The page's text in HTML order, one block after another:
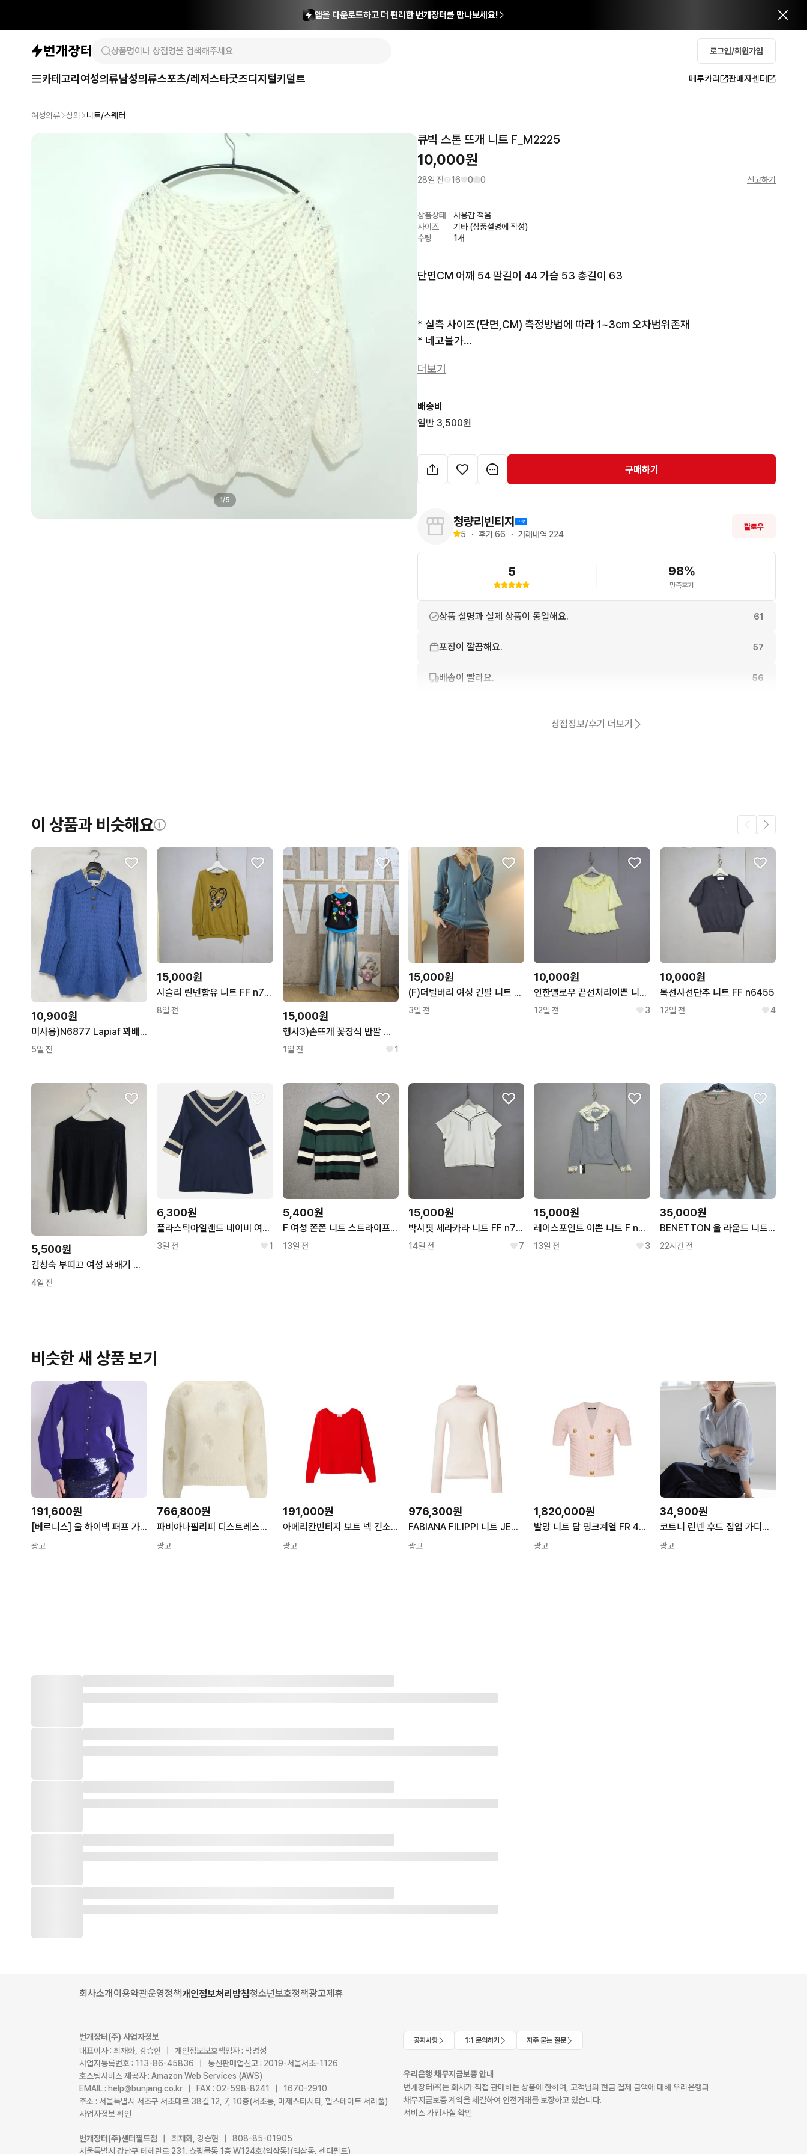
앱을 다운로드하고 더 편리한 번개장터를 만나보세요!
로그인/회원가입
카테고리 여성의류남성의류스포츠/레저스타굿즈디지털키덜트 메루카리 판매자센터
여성의류 상의 니트/스웨터
1/5
큐빅 스톤 뜨개 니트 F_M2225
10,000원
28일 전 16 0 0 신고하기
상품상태
사용감 적음
사이즈
기타 (상품설명에 작성)
수량
1개
단면CM 어깨 54 팔길이 44 가슴 53 총길이 63
* 실측 사이즈(단면,CM) 측정방법에 따라 1~3cm 오차범위존재
* 네고불가
다.
* 증고 특성상 이염및 데미지가 존재할수 있습니다.
* 중고 상품으로 교환,반품,환불 불가하오니 신중히 구매 부탁드립니다.
더보기
배송비
일반 3,500원
구매하기
청량리빈티지
5 ・ 후기 66 ・ 거래내역 224
팔로우
5 98%
만족후기
상품 설명과 실제 상품이 동일해요. 61
포장이 깔끔해요. 57
배송이 빨라요. 56
상점정보/후기 더보기
이 상품과 비슷해요
10,900원
미사용)N6877 Lapiaf 꽈배기 니트.
5일 전
15,000원
시슬리 린넨함유 니트 FF n7802
8일 전 15,000원
행사3)손뜨개 꽃장식 반팔 니트
1일 전 1
15,000원
(F)더틸버리 여성 긴팔 니트 배색 D10W4507
3일 전
10,000원
연한엘로우 끝선처리이쁜 니트 F n6471
12일 전 3
10,000원
목선사선단추 니트 FF n6455
12일 전 4
5,500원
김창숙 부띠끄 여성 꽈배기 니트
4일 전
6,300원
플라스틱아일랜드 네이비 여자 니트 FREE N9013
3일 전 1
5,400원
F 여성 쫀쫀 니트 스트라이프 7부 그린 BO2573
13일 전
15,000원
박시핏 세라카라 니트 FF n7917
14일 전 7
15,000원
레이스포인트 이쁜 니트 F n7317 미착용제품
13일 전 3
35,000원
BENETTON 울 라욷드 니트 여 J5992
22시간 전
비슷한 새 상품 보기
191,600원
[베르니스] 울 하이넥 퍼프 가디건 BE24A3FRGD225 19GABY6UMT
광고
766,800원
파비아나필리피 디스트레스드 이펙트 스웨터 MAD225F512L633 26 FW TP442231107 143641485
광고
191,000원
아메리칸빈티지 보트 넥 긴소매 스웨터 레드계열 M/L DAM225 파페치 공식
광고
976,300원
FABIANA FILIPPI 니트 JED225F583L6930000 2200 PINK PINK 여성
광고
1,820,000원
발망 니트 탑 핑크계열 FR 40(KR 66) EF0KL225KI42
광고
34,900원
코트니 린넨 후드 집업 가디건 Best Item 선물특가[CD225C29]
광고
회사소개이용약관운영정책개인정보처리방침청소년보호정책광고제휴
번개장터(주) 사업자정보
대표이사 : 최재화, 강승현 | 개인정보보호책임자 : 박병성
사업자등록번호 : 113-86-45836 | 통신판매업신고 : 2019-서울서초-1126
호스팅서비스 제공자 : Amazon Web Services (AWS)
EMAIL : help@bunjang.co.kr | FAX : 02-598-8241 | 1670-2910
주소 : 서울특별시 서초구 서초대로 38길 12, 7, 10층(서초동, 마제스타시티, 힐스테이트 서리풀)
사업자정보 확인
번개장터(주)센터필드점
| 최재화, 강승현 | 808-85-01905
서울특별시 강남구 테헤란로 231, 쇼핑몰동 1층 W124호(역삼동)(역삼동, 센터필드)
공지사항 1:1 문의하기 자주 묻는 질문
우리은행 채무지급보증 안내
번개장터㈜는 회사가 직접 판매하는 상품에 한하여, 고객님의 현금 결제 금액에 대해 우리은행과
채무지급보증 계약을 체결하여 안전거래를 보장하고 있습니다.
서비스 가입사실 확인